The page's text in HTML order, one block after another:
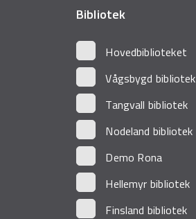
Bibliotek
Hovedbiblioteket
Vågsbygd bibliotek
Tangvall bibliotek
Nodeland bibliotek
Demo Rona
Hellemyr bibliotek
Finsland bibliotek